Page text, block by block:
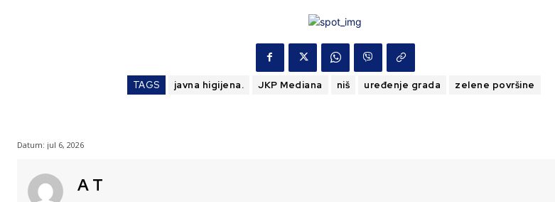
TAGS javna higijena. JKP Mediana niš uređenje grada zelene površine
Datum: jul 6, 2026
A T